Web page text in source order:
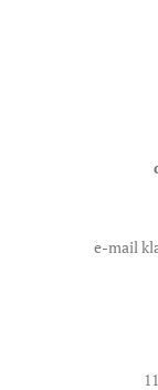
e-mail